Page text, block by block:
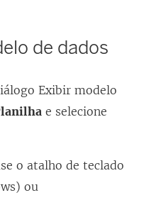
de dados
Exibir modelo
e selecione
o atalho de teclado
ou